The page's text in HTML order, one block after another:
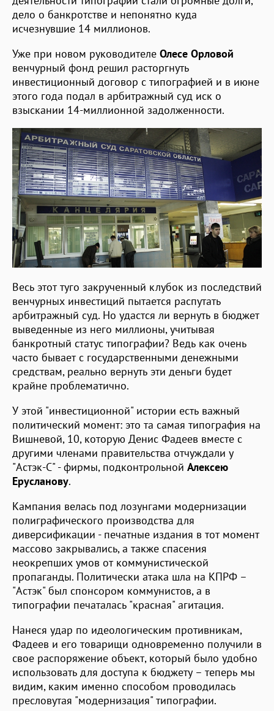
дело о банкротстве и непонятно куда
исчезнувшие 14 миллионов.
Уже при новом руководителе Олесе Орловой
венчурный фонд решил расторгнуть
инвестиционный договор с типографией и в июне
этого года подал в арбитражный суд иск о
взыскании 14-миллионной задолженности.
Весь этот туго закрученный клубок из последствий
венчурных инвестиций пытается распутать
арбитражный суд. Но удастся ли вернуть в бюджет
выведенные из него миллионы, учитывая
банкротный статус типографии? Ведь как очень
часто бывает с государственными денежными
средствам, реально вернуть эти деньги будет
крайне проблематично.
У этой "инвестиционной" истории есть важный
политический момент: это та самая типография на
Вишневой, 10, которую Денис Фадеев вместе с
другими членами правительства отчуждали у
"Астэк-С" - фирмы, подконтрольной Алексею
Ерусланову.
Кампания велась под лозунгами модернизации
полиграфического производства для
диверсификации - печатные издания в тот момент
массово закрывались, а также спасения
неокрепших умов от коммунистической
пропаганды. Политически атака шла на КПРФ –
"Астэк" был спонсором коммунистов, а в
типографии печаталась "красная" агитация.
Нанеся удар по идеологическим противникам,
Фадеев и его товарищи одновременно получили в
свое распоряжение объект, который было удобно
использовать для доступа к бюджету – теперь мы
видим, каким именно способом проводилась
пресловутая "модернизация" типографии.